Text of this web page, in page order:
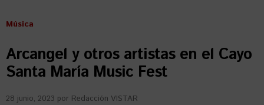
Música
Arcangel y otros artistas en el Cayo
Santa María Music Fest
28 junio, 2023 por Redacción VISTAR